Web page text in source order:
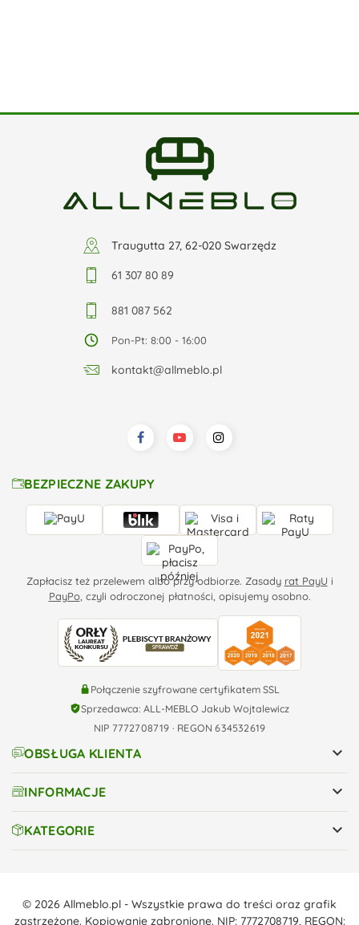
Traugutta 27, 62-020 Swarzędz
61 307 80 89
881 087 562
Pon-Pt: 8:00 - 16:00
kontakt@allmeblo.pl
BEZPIECZNE ZAKUPY
Zapłacisz też przelewem albo przy odbiorze. Zasady rat PayU i
PayPo, czyli odroczonej płatności, opisujemy osobno.
Połączenie szyfrowane certyfikatem SSL
Sprzedawca: ALL-MEBLO Jakub Wojtalewicz
NIP 7772708719 · REGON 634532619
OBSŁUGA KLIENTA 
INFORMACJE 
KATEGORIE 
© 2026 Allmeblo.pl - Wszystkie prawa do treści oraz grafik
zastrzeżone. Kopiowanie zabronione. NIP: 7772708719, REGON: